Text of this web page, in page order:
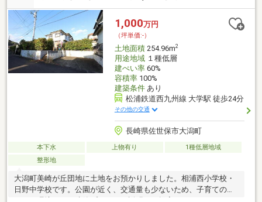
1,000万円
（坪単価:-）
土地面積254.96m2
用途地域１種低層
建ぺい率60%
容積率100%
建築条件あり
松浦鉄道西九州線 大学駅 徒歩24分
その他の交通
長崎県佐世保市大潟町
本下水 上物有り
1種低層地域
整形地
大潟町美崎が丘団地に土地をお預かりしました。相浦西小学校・
日野中学校です。公園が近く、交通量も少ないため、子育てのし